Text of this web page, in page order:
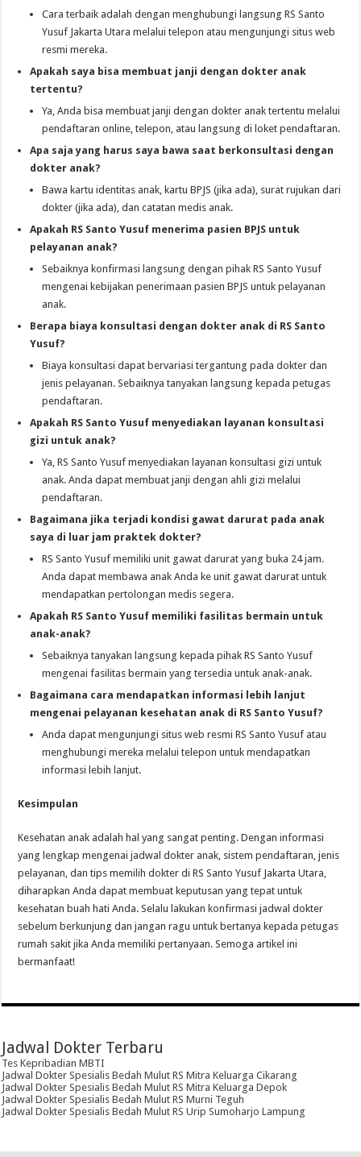
Cara terbaik adalah dengan menghubungi langsung RS Santo
Yusuf Jakarta Utara melalui telepon atau mengunjungi situs web
resmi mereka.
Apakah saya bisa membuat janji dengan dokter anak
tertentu?
Ya, Anda bisa membuat janji dengan dokter anak tertentu melalui
pendaftaran online, telepon, atau langsung di loket pendaftaran.
Apa saja yang harus saya bawa saat berkonsultasi dengan
dokter anak?
Bawa kartu identitas anak, kartu BPJS (jika ada), surat rujukan dari
dokter (jika ada), dan catatan medis anak.
Apakah RS Santo Yusuf menerima pasien BPJS untuk
pelayanan anak?
Sebaiknya konfirmasi langsung dengan pihak RS Santo Yusuf
mengenai kebijakan penerimaan pasien BPJS untuk pelayanan
anak.
Berapa biaya konsultasi dengan dokter anak di RS Santo
Yusuf?
Biaya konsultasi dapat bervariasi tergantung pada dokter dan
jenis pelayanan. Sebaiknya tanyakan langsung kepada petugas
pendaftaran.
Apakah RS Santo Yusuf menyediakan layanan konsultasi
gizi untuk anak?
Ya, RS Santo Yusuf menyediakan layanan konsultasi gizi untuk
anak. Anda dapat membuat janji dengan ahli gizi melalui
pendaftaran.
Bagaimana jika terjadi kondisi gawat darurat pada anak
saya di luar jam praktek dokter?
RS Santo Yusuf memiliki unit gawat darurat yang buka 24 jam.
Anda dapat membawa anak Anda ke unit gawat darurat untuk
mendapatkan pertolongan medis segera.
Apakah RS Santo Yusuf memiliki fasilitas bermain untuk
anak-anak?
Sebaiknya tanyakan langsung kepada pihak RS Santo Yusuf
mengenai fasilitas bermain yang tersedia untuk anak-anak.
Bagaimana cara mendapatkan informasi lebih lanjut
mengenai pelayanan kesehatan anak di RS Santo Yusuf?
Anda dapat mengunjungi situs web resmi RS Santo Yusuf atau
menghubungi mereka melalui telepon untuk mendapatkan
informasi lebih lanjut.
Kesimpulan
Kesehatan anak adalah hal yang sangat penting. Dengan informasi
yang lengkap mengenai jadwal dokter anak, sistem pendaftaran, jenis
pelayanan, dan tips memilih dokter di RS Santo Yusuf Jakarta Utara,
diharapkan Anda dapat membuat keputusan yang tepat untuk
kesehatan buah hati Anda. Selalu lakukan konfirmasi jadwal dokter
sebelum berkunjung dan jangan ragu untuk bertanya kepada petugas
rumah sakit jika Anda memiliki pertanyaan. Semoga artikel ini
bermanfaat!
Jadwal Dokter Terbaru
Tes Kepribadian MBTI
Jadwal Dokter Spesialis Bedah Mulut RS Mitra Keluarga Cikarang
Jadwal Dokter Spesialis Bedah Mulut RS Mitra Keluarga Depok
Jadwal Dokter Spesialis Bedah Mulut RS Murni Teguh
Jadwal Dokter Spesialis Bedah Mulut RS Urip Sumoharjo Lampung